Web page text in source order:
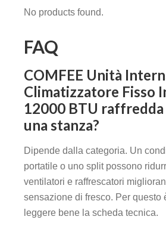
No products found.
FAQ
COMFEE Unità
Climatizzatore Fisso
12000 BTU
una stanza?
Dipende dalla categoria. Un
portatile o uno split possono
ventilatori e raffrescatori
sensazione di fresco. Per questo
leggere bene la scheda tecnica.